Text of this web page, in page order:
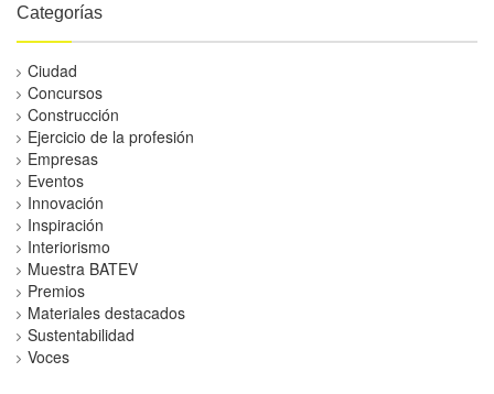
Categorías
Ciudad
Concursos
Construcción
Ejercicio de la profesión
Empresas
Eventos
Innovación
Inspiración
Interiorismo
Muestra BATEV
Premios
Materiales destacados
Sustentabilidad
Voces